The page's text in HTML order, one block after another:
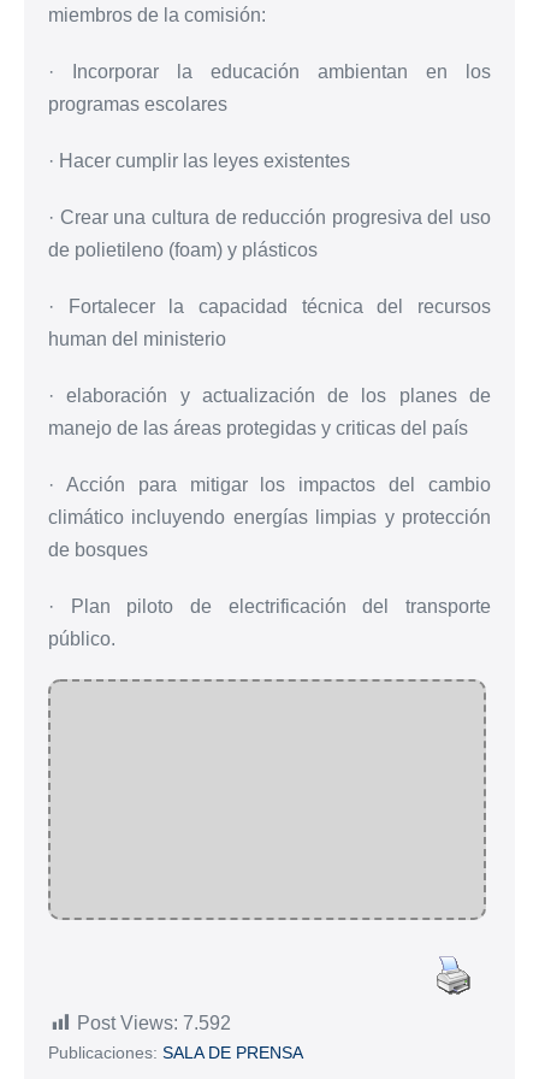
miembros de la comisión:
· Incorporar la educación ambientan en los
programas escolares
· Hacer cumplir las leyes existentes
· Crear una cultura de reducción progresiva del uso
de polietileno (foam) y plásticos
· Fortalecer la capacidad técnica del recursos
human del ministerio
· elaboración y actualización de los planes de
manejo de las áreas protegidas y criticas del país
· Acción para mitigar los impactos del cambio
climático incluyendo energías limpias y protección
de bosques
· Plan piloto de electrificación del transporte
público.
Post Views: 7.592
Publicaciones: SALA DE PRENSA